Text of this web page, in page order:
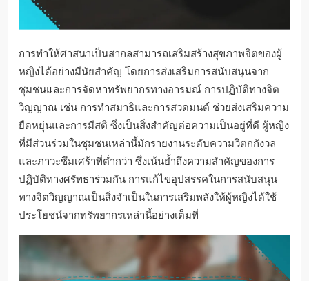
การทำให้ศาสนาเป็นสากลสามารถเสริมสร้างสุขภาพจิตของผู้
หญิงได้อย่างมีนัยสำคัญ โดยการส่งเสริมการสนับสนุนจาก
ชุมชนและการจัดหาทรัพยากรทางอารมณ์ การปฏิบัติทางจิต
วิญญาณ เช่น การทำสมาธิและการสวดมนต์ ช่วยส่งเสริมความ
ยืดหยุ่นและการมีสติ ซึ่งเป็นสิ่งสำคัญต่อความเป็นอยู่ที่ดี ผู้หญิง
ที่มีส่วนร่วมในชุมชนเหล่านี้มักรายงานระดับความวิตกกังวล
และภาวะซึมเศร้าที่ต่ำกว่า ซึ่งเน้นย้ำถึงความสำคัญของการ
ปฏิบัติทางศรัทธาร่วมกัน การแก้ไขอุปสรรคในการสนับสนุน
ทางจิตวิญญาณเป็นสิ่งจำเป็นในการเสริมพลังให้ผู้หญิงได้ใช้
ประโยชน์จากทรัพยากรเหล่านี้อย่างเต็มที่